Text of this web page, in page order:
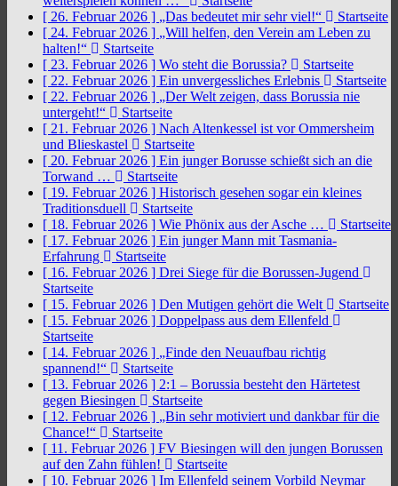
[ 26. Februar 2026 ] „Das bedeutet mir sehr viel!“
Startseite
[ 24. Februar 2026 ] „Will helfen, den Verein am Leben zu
halten!“
Startseite
[ 23. Februar 2026 ] Wo steht die Borussia?
Startseite
[ 22. Februar 2026 ] Ein unvergessliches Erlebnis
Startseite
[ 22. Februar 2026 ] „Der Welt zeigen, dass Borussia nie
untergeht!“
Startseite
[ 21. Februar 2026 ] Nach Altenkessel ist vor Ommersheim
und Blieskastel
Startseite
[ 20. Februar 2026 ] Ein junger Borusse schießt sich an die
Torwand …
Startseite
[ 19. Februar 2026 ] Historisch gesehen sogar ein kleines
Traditionsduell
Startseite
[ 18. Februar 2026 ] Wie Phönix aus der Asche …
Startseite
[ 17. Februar 2026 ] Ein junger Mann mit Tasmania-
Erfahrung
Startseite
[ 16. Februar 2026 ] Drei Siege für die Borussen-Jugend
Startseite
[ 15. Februar 2026 ] Den Mutigen gehört die Welt
Startseite
[ 15. Februar 2026 ] Doppelpass aus dem Ellenfeld
Startseite
[ 14. Februar 2026 ] „Finde den Neuaufbau richtig
spannend!“
Startseite
[ 13. Februar 2026 ] 2:1 – Borussia besteht den Härtetest
gegen Biesingen
Startseite
[ 12. Februar 2026 ] „Bin sehr motiviert und dankbar für die
Chance!“
Startseite
[ 11. Februar 2026 ] FV Biesingen will den jungen Borussen
auf den Zahn fühlen!
Startseite
[ 10. Februar 2026 ] Im Ellenfeld seinem Vorbild Neymar